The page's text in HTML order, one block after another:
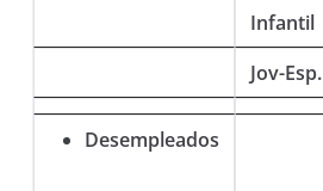
Infantil
Jov-Esp.
Desempleados